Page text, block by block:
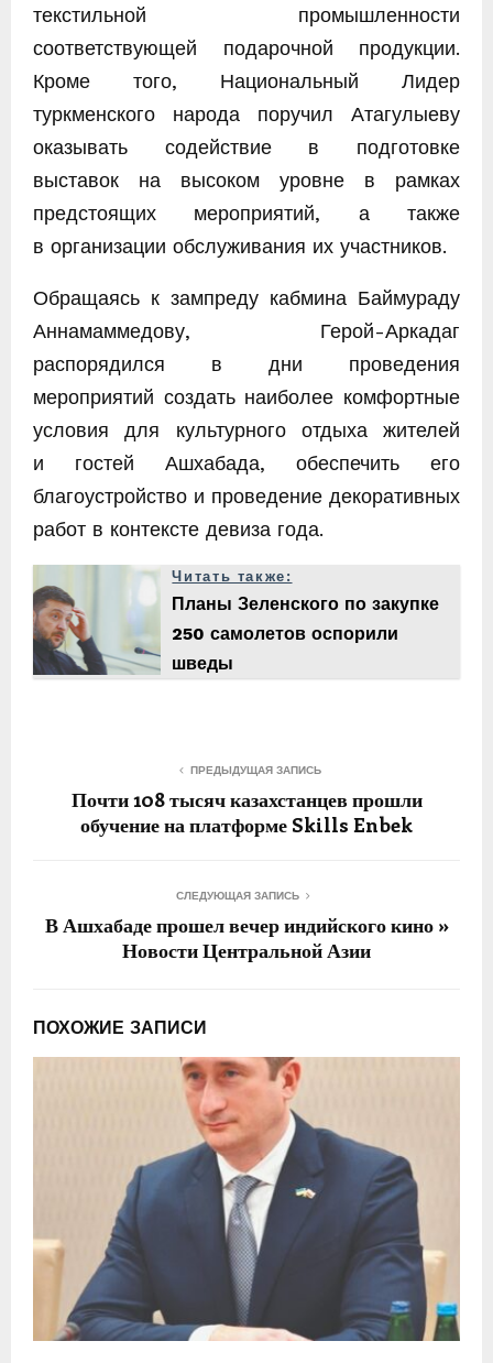
текстильной промышленности
соответствующей подарочной продукции.
Кроме того, Национальный Лидер
туркменского народа поручил Атагулыеву
оказывать содействие в подготовке
выставок на высоком уровне в рамках
предстоящих мероприятий, а также
в организации обслуживания их участников.
Обращаясь к зампреду кабмина Баймураду
Аннамаммедову, Герой-Аркадаг
распорядился в дни проведения
мероприятий создать наиболее комфортные
условия для культурного отдыха жителей
и гостей Ашхабада, обес­печить его
благоустройство и проведение декоративных
работ в контексте девиза года.
Читать также:
Планы Зеленского по закупке
250 самолетов оспорили
шведы
ПРЕДЫДУЩАЯ ЗАПИСЬ
Почти 108 тысяч казахстанцев прошли
обучение на платформе Skills Enbek
СЛЕДУЮЩАЯ ЗАПИСЬ
В Ашхабаде прошел вечер индийского кино »
Новости Центральной Азии
ПОХОЖИЕ ЗАПИСИ